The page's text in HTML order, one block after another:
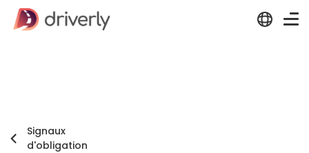
Signaux
d'obligation